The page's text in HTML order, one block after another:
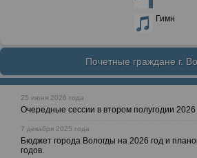
Гимн
Почетные граждане г.
25 июня 2026 года
Очередные сессии в втором полугодии 2026
7 декабря 2025 года
Бюджет города Вологды на 2026 год и
годов.